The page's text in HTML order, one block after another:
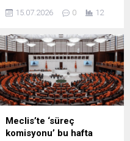
ödenmemesi üzerine hukuki
göre, taraflar dini nikah
kıydıktan sonra mehir
taahhüdü yazılı hale getirildi;
ancak vaat edilen 150 gram
altın evlilik sürecinde kadına
teslim edilmedi. Birkaç yıl
süren evlilikten sonra çift
boşandı ve mağdur kadın,...
15.07.2026 0 12
Meclis’te ‘süreç
komisyonu’ bu hafta